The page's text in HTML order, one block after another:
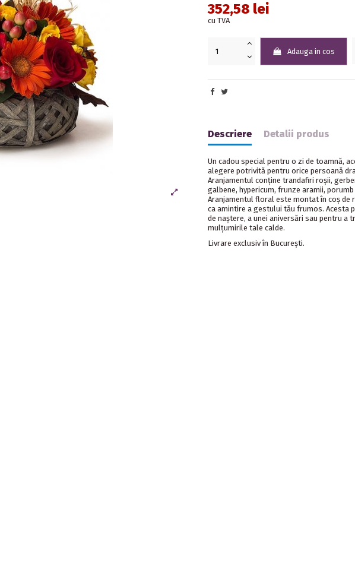
352,58 lei
cu TVA
Adauga in cos
Descriere Detalii produs
Un cadou special pentru o zi de toamnă,
alegere potrivită pentru orice persoană
Aranjamentul conține trandafiri roșii,
galbene, hypericum, frunze aramii,
Aranjamentul floral este montat în coş de
ca amintire a gestului tău frumos. Acesta
de naştere, a unei aniversări sau pentru a
mulţumirile tale calde.
Livrare exclusiv în București.